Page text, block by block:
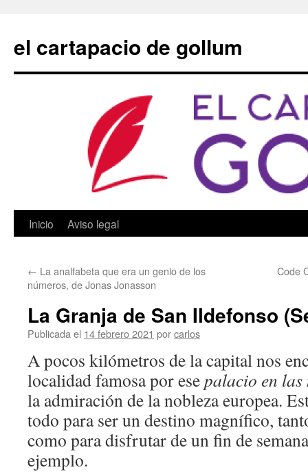
contenido
el cartapacio de gollum
Inicio Aviso legal
← La analfabeta que era un genio de los
números, de Jonas Jonasson
Code
La Granja de San Ildefonso
Publicada el 14 febrero 2021 porcarlos
A pocos kilómetros de la capital nos
localidad famosa por esepalacio en las
la admiración de la nobleza europea.
todo para ser un destino magnífico,
como para disfrutar de un fin de
ejemplo.